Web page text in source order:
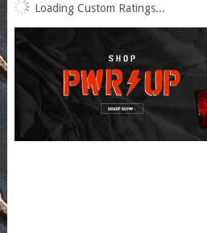
Loading Custom Ratings...